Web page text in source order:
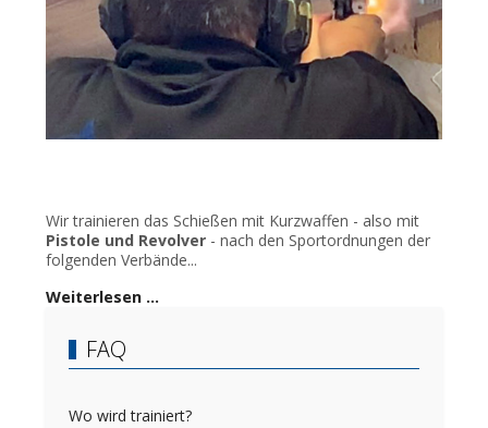
Wir trainieren das Schießen mit Kurzwaffen - also mit
Pistole und Revolver - nach den Sportordnungen der
folgenden Verbände...
Weiterlesen …
FAQ
Wo wird trainiert?